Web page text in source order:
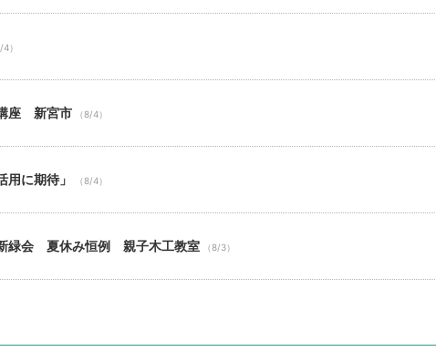
4）
座 新宮市 （8/4）
用に期待」 （8/4）
緑会 夏休み恒例 親子木工教室 （8/3）